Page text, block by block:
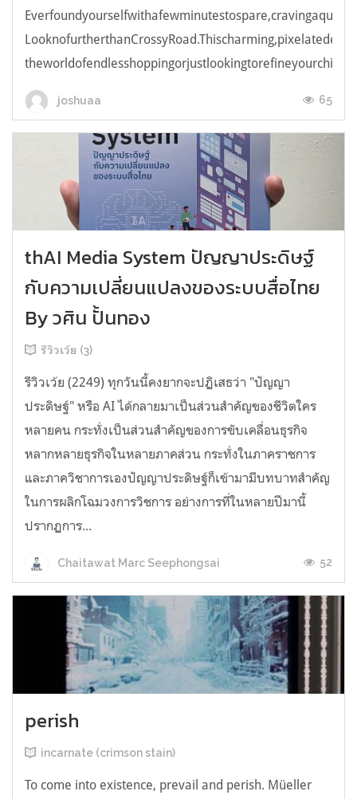
joshuaa 65
thAI Media System ปัญญาประดิษฐ์
กับความเปลี่ยนแปลงของระบบสื่อไทย
By วศิน ปั้นทอง
รีวิวเว้ย (3)
รีวิวเว้ย (2249) ทุกวันนี้คงยากจะปฏิเสธว่า "ปัญญา
ประดิษฐ์" หรือ AI ได้กลายมาเป็นส่วนสำคัญของชีวิตใคร
หลายคน กระทั่งเป็นส่วนสำคัญของการขับเคลื่อนธุรกิจ
หลากหลายธุรกิจในหลายภาคส่วน กระทั่งในภาคราชการ
และภาควิชาการเองปัญญาประดิษฐ์ก็เข้ามามีบทบาทสำคัญ
ในการผลิกโฉมวงการวิชการ อย่างการที่ในหลายปีมานี้
ปรากฏการ...
Chaitawat Marc Seephongsai 52
perish
incarnate (crimson stain)
To come into existence, prevail and perish. Müeller